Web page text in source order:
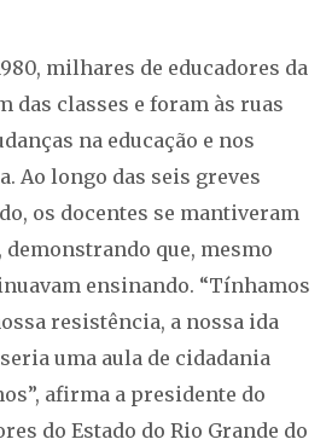
milhares de educadores da
das classes e foram às ruas
na educação e nos
Ao longo das seis greves
os docentes se mantiveram
que, mesmo
ensinando. “Tínhamos
resistência, a nossa ida
uma aula de cidadania
afirma a presidente do
do Estado do Rio Grande do